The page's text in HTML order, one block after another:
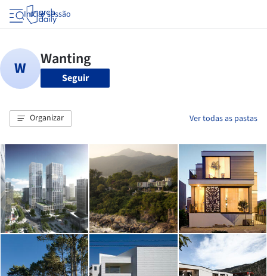
Iniciar sessão
Seguir
Organizar Ver todas as pastas